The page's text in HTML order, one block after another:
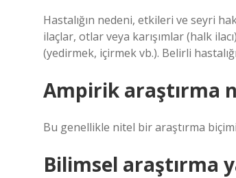
Hastalığın nedeni, etkileri ve seyri
ilaçlar, otlar veya karışımlar (halk
(yedirmek, içirmek vb.). Belirli
Ampirik araştırma
Bu genellikle nitel bir araştırma
Bilimsel araştırma